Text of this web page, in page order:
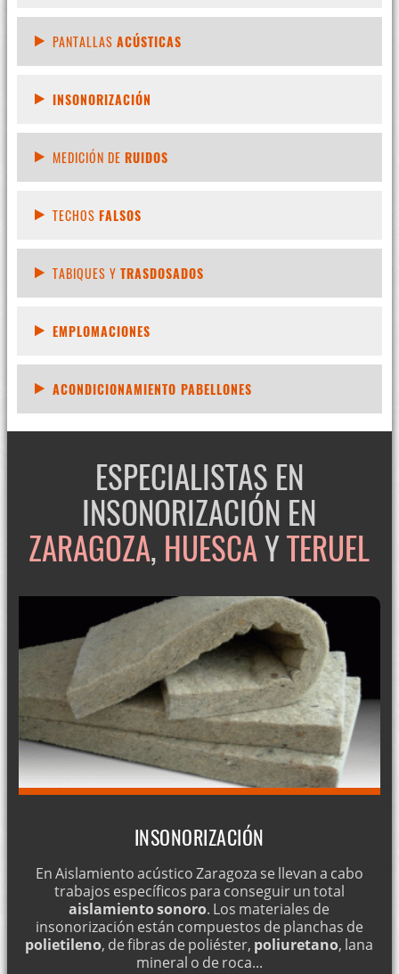
PANTALLAS ACÚSTICAS
INSONORIZACIÓN
MEDICIÓN DE RUIDOS
TECHOS FALSOS
TABIQUES Y TRASDOSADOS
EMPLOMACIONES
ACONDICIONAMIENTO PABELLONES
ESPECIALISTAS EN
INSONORIZACIÓN EN
ZARAGOZA, HUESCAYTERUEL
INSONORIZACIÓN
En Aislamiento acústico Zaragoza se llevan a cabo
trabajos específicos para conseguir un total
aislamiento sonoro. Los materiales de
insonorización están compuestos de planchas de
polietileno, de fibras de poliéster, poliuretano, lana
mineral o de roca...